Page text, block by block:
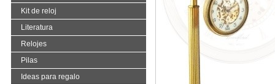
Kit de reloj
Literatura
Relojes
Pilas
Ideas para regalo